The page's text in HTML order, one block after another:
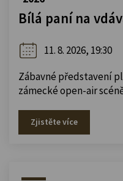
Bílá paní na
11. 8. 2026, 19:30
Zábavné představení
zámecké open-air
Zjistěte více